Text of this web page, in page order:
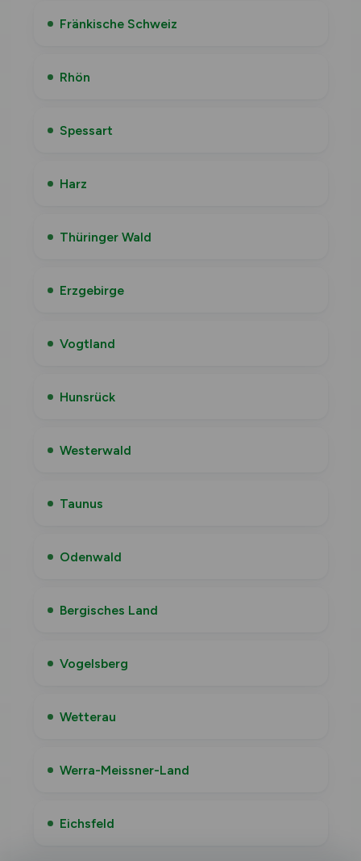
Fränkische Schweiz
Rhön
Spessart
Harz
Thüringer Wald
Erzgebirge
Vogtland
Hunsrück
Westerwald
Taunus
Odenwald
Bergisches Land
Vogelsberg
Wetterau
Werra-Meissner-Land
Eichsfeld